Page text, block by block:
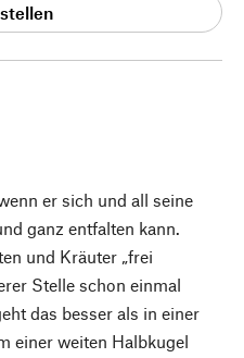
er sich und all seine
ganz entfalten kann.
und Kräuter „frei
Stelle schon einmal
das besser als in einer
einer weiten Halbkugel